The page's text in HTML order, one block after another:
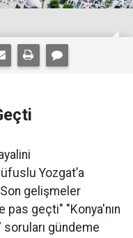
Yozgat’a
Son gelişmeler
pas geçti" "Konya'nın
gündeme